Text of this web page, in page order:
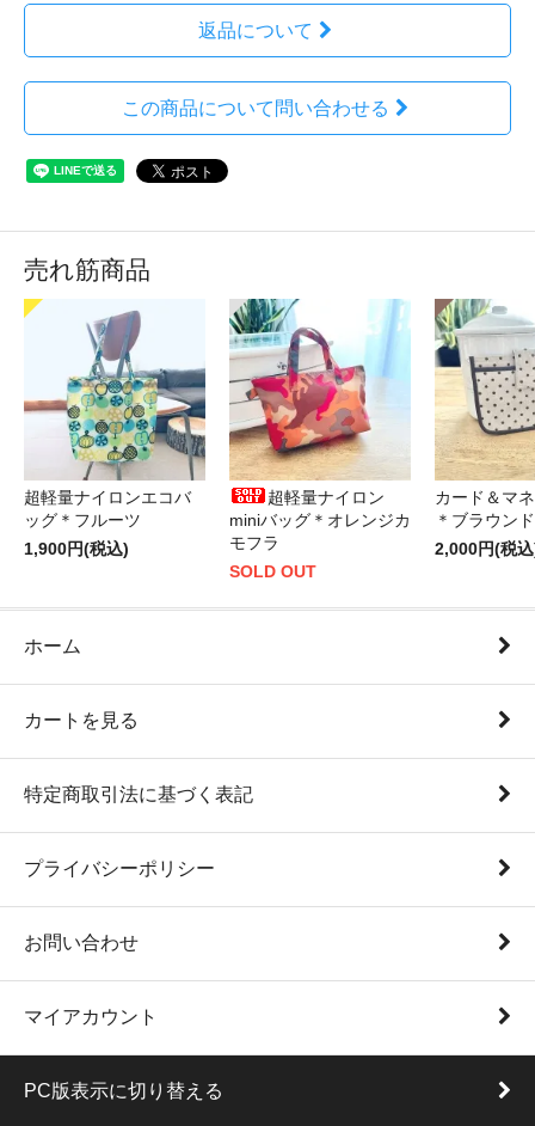
返品について
この商品について問い合わせる
売れ筋商品
超軽量ナイロンエコバ
ッグ＊フルーツ
1,900円(税込)
超軽量ナイロン
miniバッグ＊オレンジカ
モフラ
SOLD OUT
カード＆マ
＊ブラウン
2,000円(税
ホーム
カートを見る
特定商取引法に基づく表記
プライバシーポリシー
お問い合わせ
マイアカウント
PC版表示に切り替える